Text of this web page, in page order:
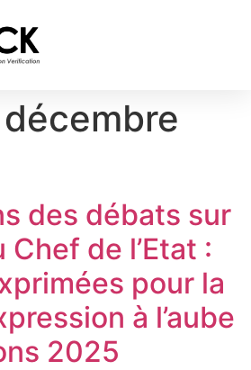
des débats sur
de l’Etat :
pour la
à l’aube
2025